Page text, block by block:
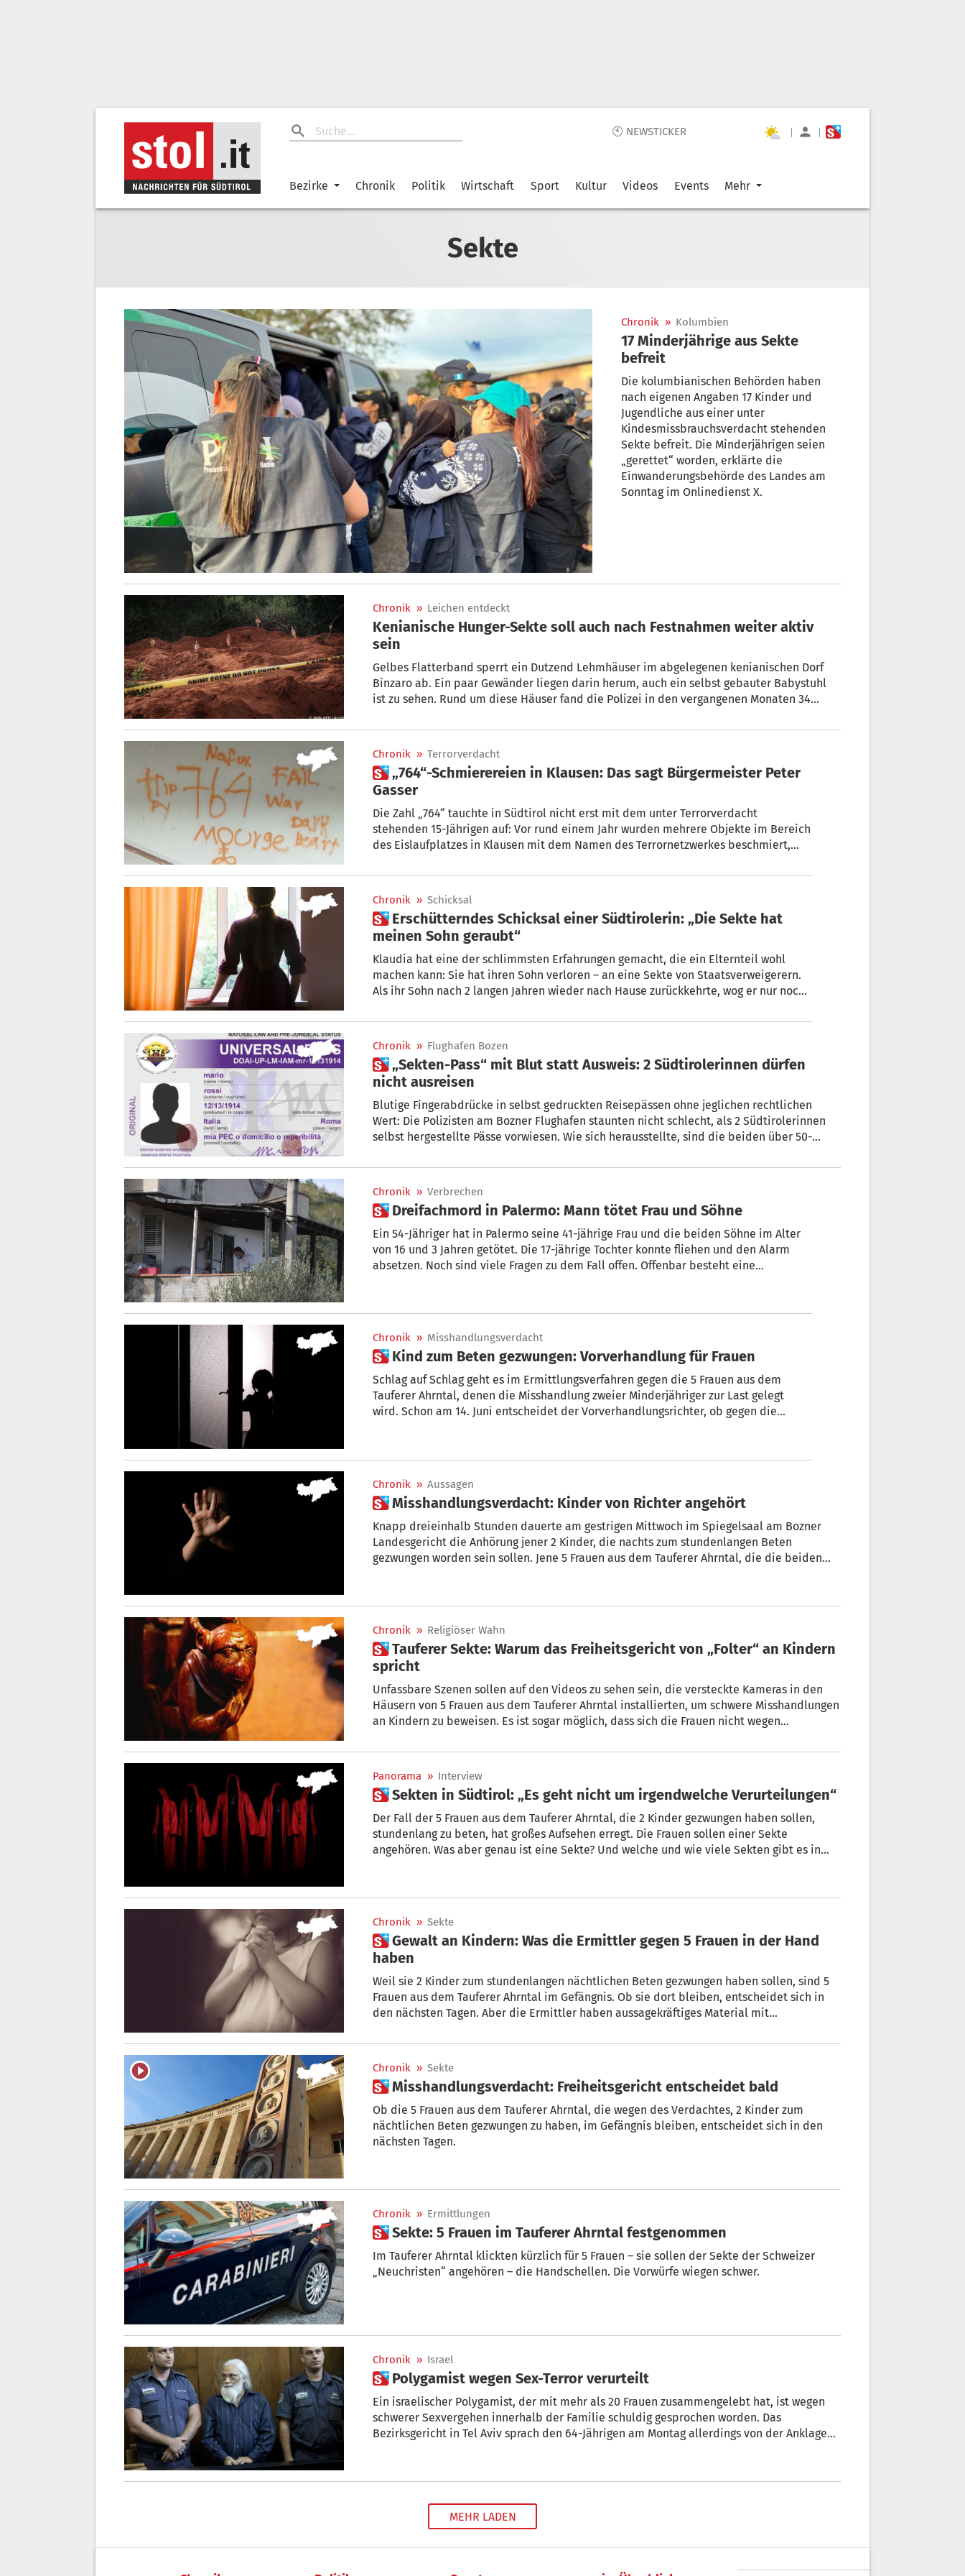
🕙 NEWSTICKER | |
Bezirke Chronik Politik Wirtschaft Sport Kultur Videos Events Mehr
Sekte
Chronik » Kolumbien
17 Minderjährige aus Sekte
befreit
Die kolumbianischen Behörden haben
nach eigenen Angaben 17 Kinder und
Jugendliche aus einer unter
Kindesmissbrauchsverdacht stehenden
Sekte befreit. Die Minderjährigen seien
„gerettet“ worden, erklärte die
Einwanderungsbehörde des Landes am
Sonntag im Onlinedienst X.
Chronik » Leichen entdeckt
Kenianische Hunger-Sekte soll auch nach Festnahmen weiter aktiv
sein
Gelbes Flatterband sperrt ein Dutzend Lehmhäuser im abgelegenen kenianischen Dorf
Binzaro ab. Ein paar Gewänder liegen darin herum, auch ein selbst gebauter Babystuhl
ist zu sehen. Rund um diese Häuser fand die Polizei in den vergangenen Monaten 34
Hunger-Sekte sein, durch die vor Jahren fast 450 Menschen zu Tode kamen.
Chronik » Terrorverdacht
 „764“-Schmierereien in Klausen: Das sagt Bürgermeister Peter
Gasser
Die Zahl „764“ tauchte in Südtirol nicht erst mit dem unter Terrorverdacht
stehenden 15-Jährigen auf: Vor rund einem Jahr wurden mehrere Objekte im Bereich
des Eislaufplatzes in Klausen mit dem Namen des Terrornetzwerkes beschmiert,
Chronik » Schicksal
 Erschütterndes Schicksal einer Südtirolerin: „Die Sekte hat
meinen Sohn geraubt“
Klaudia hat eine der schlimmsten Erfahrungen gemacht, die ein Elternteil wohl
machen kann: Sie hat ihren Sohn verloren – an eine Sekte von Staatsverweigerern.
Als ihr Sohn nach 2 langen Jahren wieder nach Hause zurückkehrte, wog er nur noch
Chronik » Flughafen Bozen
 „Sekten-Pass“ mit Blut statt Ausweis: 2 Südtirolerinnen dürfen
nicht ausreisen
Blutige Fingerabdrücke in selbst gedruckten Reisepässen ohne jeglichen rechtlichen
Wert: Die Polizisten am Bozner Flughafen staunten nicht schlecht, als 2 Südtirolerinnen
selbst hergestellte Pässe vorwiesen. Wie sich herausstellte, sind die beiden über 50-
Chronik » Verbrechen
 Dreifachmord in Palermo: Mann tötet Frau und Söhne
Ein 54-Jähriger hat in Palermo seine 41-jährige Frau und die beiden Söhne im Alter
von 16 und 3 Jahren getötet. Die 17-jährige Tochter konnte fliehen und den Alarm
absetzen. Noch sind viele Fragen zu dem Fall offen. Offenbar besteht eine
Chronik » Misshandlungsverdacht
 Kind zum Beten gezwungen: Vorverhandlung für Frauen
Schlag auf Schlag geht es im Ermittlungsverfahren gegen die 5 Frauen aus dem
Tauferer Ahrntal, denen die Misshandlung zweier Minderjähriger zur Last gelegt
wird. Schon am 14. Juni entscheidet der Vorverhandlungsrichter, ob gegen die
Chronik » Aussagen
 Misshandlungsverdacht: Kinder von Richter angehört
Knapp dreieinhalb Stunden dauerte am gestrigen Mittwoch im Spiegelsaal am Bozner
Landesgericht die Anhörung jener 2 Kinder, die nachts zum stundenlangen Beten
gezwungen worden sein sollen. Jene 5 Frauen aus dem Tauferer Ahrntal, die die beiden
Chronik » Religiöser Wahn
 Tauferer Sekte: Warum das Freiheitsgericht von „Folter“ an Kindern
spricht
Unfassbare Szenen sollen auf den Videos zu sehen sein, die versteckte Kameras in den
Häusern von 5 Frauen aus dem Tauferer Ahrntal installierten, um schwere Misshandlungen
an Kindern zu beweisen. Es ist sogar möglich, dass sich die Frauen nicht wegen
eines der Kinder dürfte eine regelrechte Hölle erlebt haben.
Panorama » Interview
 Sekten in Südtirol: „Es geht nicht um irgendwelche Verurteilungen“
Der Fall der 5 Frauen aus dem Tauferer Ahrntal, die 2 Kinder gezwungen haben sollen,
stundenlang zu beten, hat großes Aufsehen erregt. Die Frauen sollen einer Sekte
angehören. Was aber genau ist eine Sekte? Und welche und wie viele Sekten gibt es in
Chronik » Sekte
 Gewalt an Kindern: Was die Ermittler gegen 5 Frauen in der Hand
haben
Weil sie 2 Kinder zum stundenlangen nächtlichen Beten gezwungen haben sollen, sind 5
Frauen aus dem Tauferer Ahrntal im Gefängnis. Ob sie dort bleiben, entscheidet sich in
den nächsten Tagen. Aber die Ermittler haben aussagekräftiges Material mit
Chronik » Sekte
 Misshandlungsverdacht: Freiheitsgericht entscheidet bald
Ob die 5 Frauen aus dem Tauferer Ahrntal, die wegen des Verdachtes, 2 Kinder zum
nächtlichen Beten gezwungen zu haben, im Gefängnis bleiben, entscheidet sich in den
nächsten Tagen.
Chronik » Ermittlungen
 Sekte: 5 Frauen im Tauferer Ahrntal festgenommen
Im Tauferer Ahrntal klickten kürzlich für 5 Frauen – sie sollen der Sekte der Schweizer
„Neuchristen“ angehören – die Handschellen. Die Vorwürfe wiegen schwer.
Chronik » Israel
 Polygamist wegen Sex-Terror verurteilt
Ein israelischer Polygamist, der mit mehr als 20 Frauen zusammengelebt hat, ist wegen
schwerer Sexvergehen innerhalb der Familie schuldig gesprochen worden. Das
Bezirksgericht in Tel Aviv sprach den 64-Jährigen am Montag allerdings von der Anklage
MEHR LADEN